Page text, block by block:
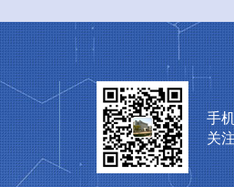
手
关